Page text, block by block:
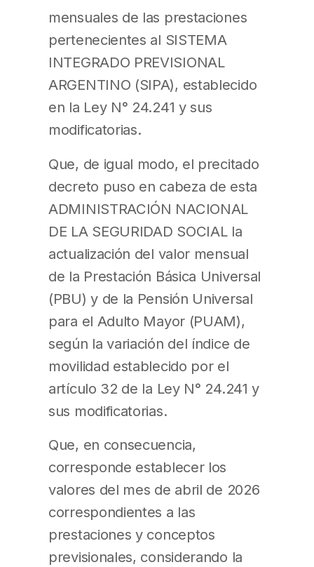
mensuales de las prestaciones
pertenecientes al SISTEMA
INTEGRADO PREVISIONAL
ARGENTINO (SIPA), establecido
en la Ley N° 24.241 y sus
modificatorias.
Que, de igual modo, el precitado
decreto puso en cabeza de esta
ADMINISTRACIÓN NACIONAL
DE LA SEGURIDAD SOCIAL la
actualización del valor mensual
de la Prestación Básica Universal
(PBU) y de la Pensión Universal
para el Adulto Mayor (PUAM),
según la variación del índice de
movilidad establecido por el
artículo 32 de la Ley N° 24.241 y
sus modificatorias.
Que, en consecuencia,
corresponde establecer los
valores del mes de abril de 2026
correspondientes a las
prestaciones y conceptos
previsionales, considerando la